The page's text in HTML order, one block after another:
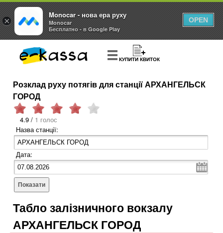
КУПИТИ КВИТОК
Розклад руху потягів для станції АРХАНГЕЛЬСК
ГОРОД
4.9 / 1 голос
Назва станції:
Дата:
Показати
Табло залізничного вокзалу
АРХАНГЕЛЬСК ГОРОД
×
Monocar - нова ера руху
Monocar
Бесплатно - в Google Play
OPEN